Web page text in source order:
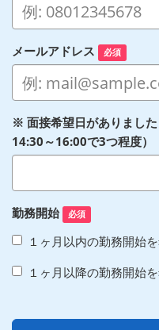
メールアドレス 必須
※ 面接希望日がありまし
14:30～16:00で3つ程度）
勤務開始 必須
１ヶ月以内の勤務開始
１ヶ月以降の勤務開始